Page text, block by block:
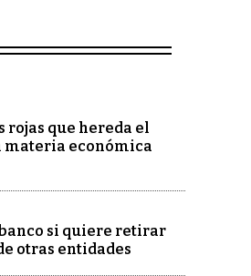
rojas que hereda el
materia económica
si quiere retirar
otras entidades